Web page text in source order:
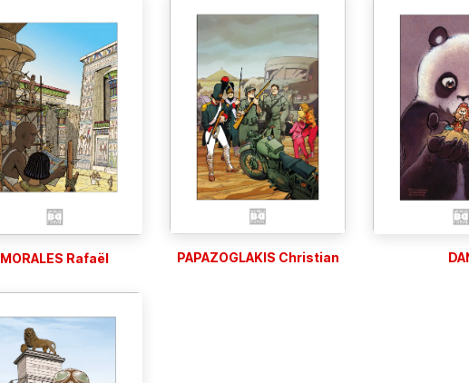
MORALES Rafaël PAPAZOGLAKIS Christian